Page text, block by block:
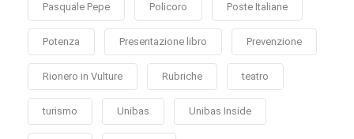
Pasquale Pepe Policoro Poste Italiane
Potenza Presentazione libro Prevenzione
Rionero in Vulture Rubriche teatro
turismo Unibas Unibas Inside